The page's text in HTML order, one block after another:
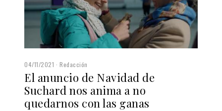
04/11/2021 Redacción
El anuncio de Navidad de
Suchard nos anima a no
quedarnos con las ganas